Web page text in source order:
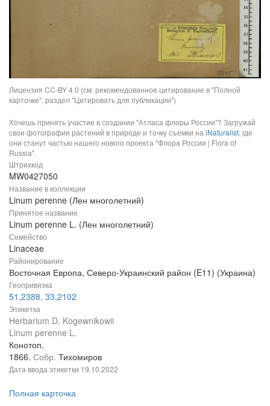
Лицензия CC-BY 4.0 (см. рекомендованное цитирование в "Полной
карточке", раздел "Цитировать для публикации")
Хочешь принять участие в создании "Атласа флоры России"? Загружай
свои фотографии растений в природе и точку съемки на iNaturalist, где
они станут частью нашего нового проекта "Флора России | Flora of
Russia".
Штрихкод
MW0427050
Название в коллекции
Linum perenne (Лен многолетний)
Принятое название
Linum perenne L. (Лен многолетний)
Семейство
Linaceae
Районирование
Восточная Европа, Северо-Украинский район (E11) (Украина)
Геопривязка
51,2388, 33,2102
Этикетка
Herbarium D. Kogewnikowii
Linum perenne L.
Конотоп.
1866. Собр. Тихомиров
Дата ввода этикетки 19.10.2022
Полная карточка